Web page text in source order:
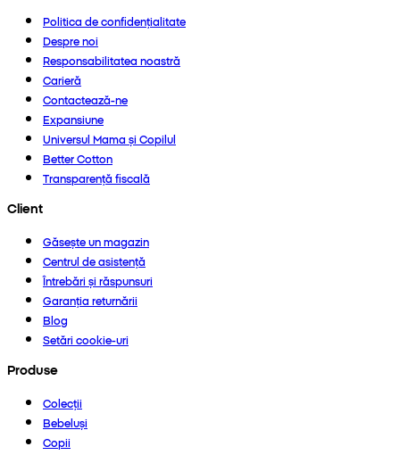
Politica de confidențialitate
Despre noi
Responsabilitatea noastră
Carieră
Contactează-ne
Expansiune
Universul Mama și Copilul
Better Cotton
Transparență fiscală
Client
Găsește un magazin
Centrul de asistență
Întrebări și răspunsuri
Garanția returnării
Blog
Setări cookie-uri
Produse
Colecții
Bebeluși
Copii